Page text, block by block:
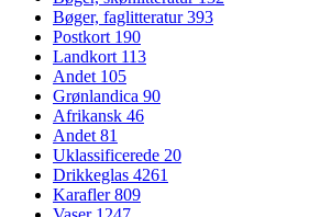
Bøger, faglitteratur393
Postkort 190
Landkort 113
Andet 105
Grønlandica 90
Afrikansk 46
Andet81
Uklassificerede 20
Drikkeglas 4261
Karafler809